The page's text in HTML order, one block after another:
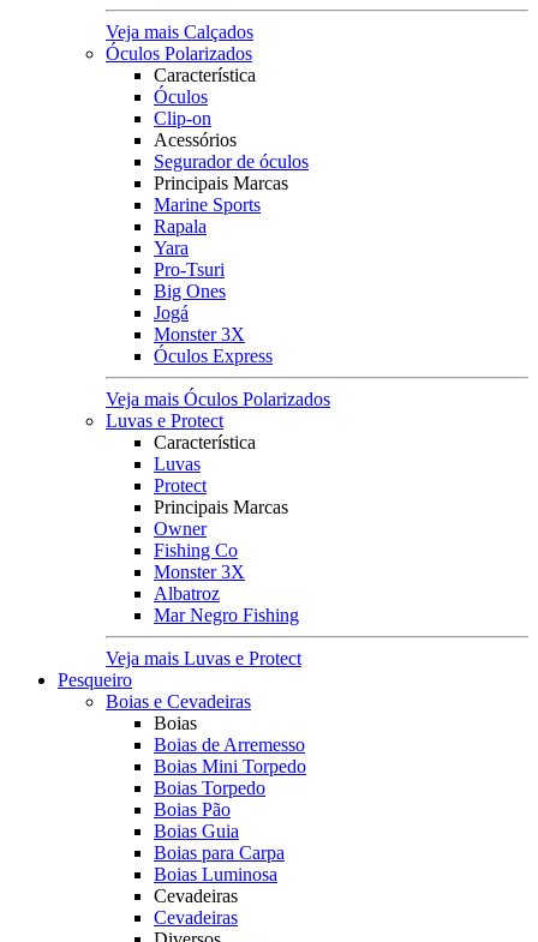
Veja mais Calçados
Óculos Polarizados
Característica
Óculos
Clip-on
Acessórios
Segurador de óculos
Principais Marcas
Marine Sports
Rapala
Yara
Pro-Tsuri
Big Ones
Jogá
Monster 3X
Óculos Express
Veja mais Óculos Polarizados
Luvas e Protect
Característica
Luvas
Protect
Principais Marcas
Owner
Fishing Co
Monster 3X
Albatroz
Mar Negro Fishing
Veja mais Luvas e Protect
Pesqueiro
Boias e Cevadeiras
Boias
Boias de Arremesso
Boias Mini Torpedo
Boias Torpedo
Boias Pão
Boias Guia
Boias para Carpa
Boias Luminosa
Cevadeiras
Cevadeiras